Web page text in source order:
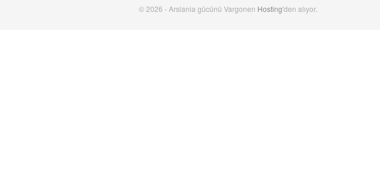
© 2026 - Arslania gücünü Vargonen Hosting'den alıyor.